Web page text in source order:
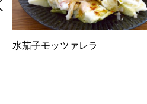
水茄子モッツァレラ